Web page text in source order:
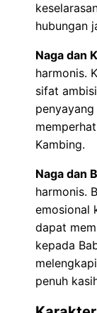
hubungan
Naga dan
harmonis.
sifat
Kambing.
Naga dan
harmonis.
emosional
dapat
kepada
penuh